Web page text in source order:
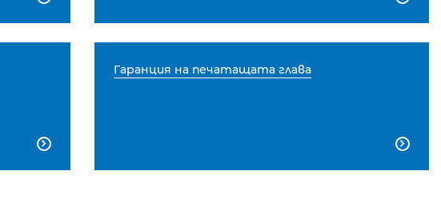

Гаранция на печатащата глава
